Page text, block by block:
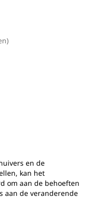
en de
kan het
om aan de behoeften
aan de veranderende